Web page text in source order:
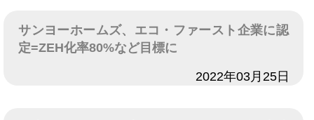
サンヨーホームズ、エコ・ファースト企業に認
定=ZEH化率80%など目標に
2022年03月25日